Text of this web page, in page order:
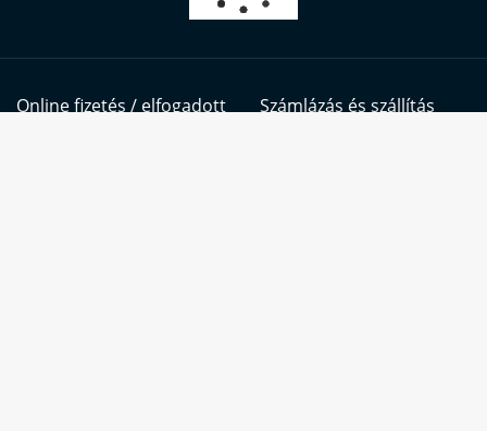
Online fizetés / elfogadott
Számlázás és szállítás